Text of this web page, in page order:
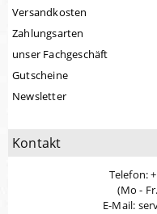
Versandkosten
Zahlungsarten
unser Fachgeschäft
Gutscheine
Newsletter
Kontakt
Telefon:
(Mo -
E-Mail: